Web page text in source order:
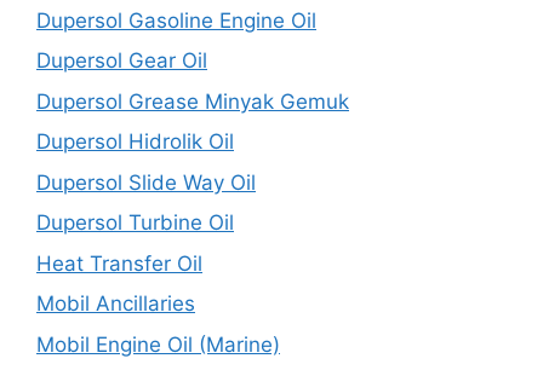
Dupersol Gasoline Engine Oil
Dupersol Gear Oil
Dupersol Grease Minyak Gemuk
Dupersol Hidrolik Oil
Dupersol Slide Way Oil
Dupersol Turbine Oil
Heat Transfer Oil
Mobil Ancillaries
Mobil Engine Oil (Marine)